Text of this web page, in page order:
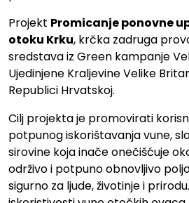
Projekt Promicanje ponovne
otoku Krku, krčka zadruga
sredstava iz Green kampanje
Ujedinjene Kraljevine Velike
Republici Hrvatskoj.
Cilj projekta je promovirati
potpunog iskorištavanja vune,
sirovine koja inače onečišćuje
održivo i potpuno obnovljivo
sigurno za ljude, životinje i